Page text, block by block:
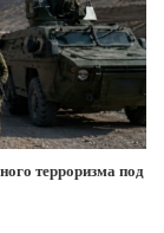
терроризма под